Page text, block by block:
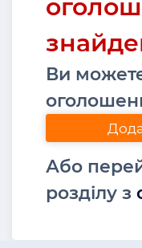
Ви
Або
розділу з